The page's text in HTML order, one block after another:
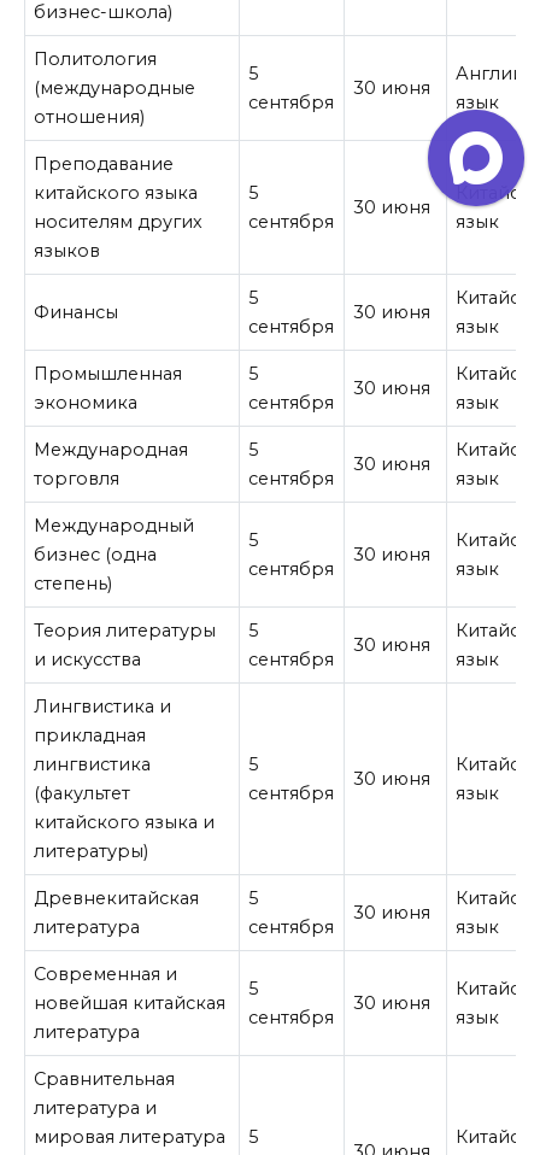
бизнес-школа)
Политология
(международные
отношения)
5
сентября
30 июня
язык
Преподавание
китайского языка
носителям других
языков
5
сентября
30 июня
язык
Финансы
5
сентября
30 июня
язык
Промышленная
экономика
5
сентября
30 июня
язык
Международная
торговля
5
сентября
30 июня
язык
Международный
бизнес (одна
степень)
5
сентября
30 июня
язык
Теория литературы
и искусства
5
сентября
30 июня
язык
Лингвистика и
прикладная
лингвистика
(факультет
китайского языка и
литературы)
5
сентября
30 июня
язык
Древнекитайская
литература
5
сентября
30 июня
язык
Современная и
новейшая китайская
литература
5
сентября
30 июня
язык
Сравнительная
литература и
мировая литература
5